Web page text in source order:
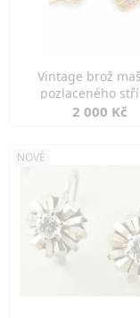
Vintage brož
pozlaceného
2 000 Kč
NOVÉ